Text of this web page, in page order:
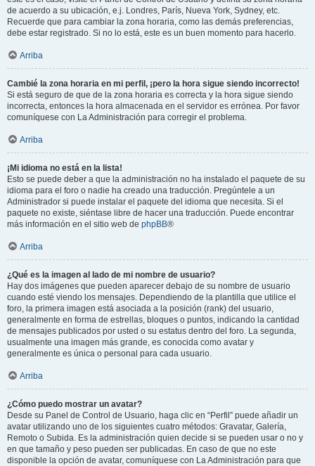
de acuerdo a su ubicación, e.j. Londres, París, Nueva York, Sydney, etc.
Recuerde que para cambiar la zona horaria, como las demás preferencias,
debe estar registrado. Si no lo está, este es un buen momento para hacerlo.
Arriba
Cambié la zona horaria en mi perfil, ¡pero la hora sigue siendo incorrecto!
Si está seguro de que de la zona horaria es correcta y la hora sigue siendo
incorrecta, entonces la hora almacenada en el servidor es errónea. Por favor
comuníquese con La Administración para corregir el problema.
Arriba
¡Mi idioma no está en la lista!
Esto se puede deber a que la administración no ha instalado el paquete de su
idioma para el foro o nadie ha creado una traducción. Pregúntele a un
Administrador si puede instalar el paquete del idioma que necesita. Si el
paquete no existe, siéntase libre de hacer una traducción. Puede encontrar
más información en el sitio web de phpBB®
Arriba
¿Qué es la imagen al lado de mi nombre de usuario?
Hay dos imágenes que pueden aparecer debajo de su nombre de usuario
cuando esté viendo los mensajes. Dependiendo de la plantilla que utilice el
foro, la primera imagen está asociada a la posición (rank) del usuario,
generalmente en forma de estrellas, bloques o puntos, indicando la cantidad
de mensajes publicados por usted o su estatus dentro del foro. La segunda,
usualmente una imagen más grande, es conocida como avatar y
generalmente es única o personal para cada usuario.
Arriba
¿Cómo puedo mostrar un avatar?
Desde su Panel de Control de Usuario, haga clic en “Perfil” puede añadir un
avatar utilizando uno de los siguientes cuatro métodos: Gravatar, Galería,
Remoto o Subida. Es la administración quien decide si se pueden usar o no y
en que tamaño y peso pueden ser publicadas. En caso de que no este
disponible la opción de avatar, comuníquese con La Administración para que